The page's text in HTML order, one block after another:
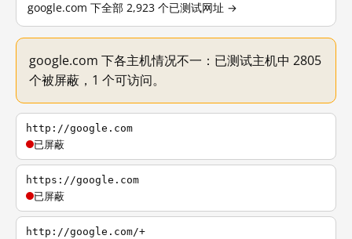
google.com 下全部 2,923 个已测试网址 →
google.com 下各主机情况不一：已测试主机中 2805
个被屏蔽，1 个可访问。
http://google.com
已屏蔽
https://google.com
已屏蔽
http://google.com/+